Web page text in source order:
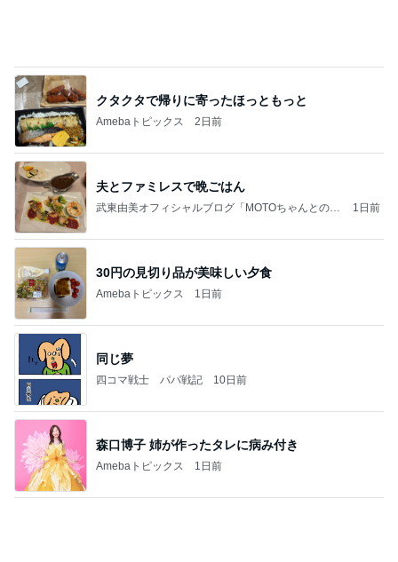
夫とファミレスで晩ごはん
武東由美オフィシャルブログ「MOTOちゃんとのは
30円の見切り品が美味しい夕食
Amebaトピックス 1日前
同じ夢
四コマ戦士 パパ戦記 10日前
森口博子 姉が作ったタレに病み付き
Amebaトピックス 1日前
2026/08/07(K) 3本
何でかな？何でだろ？ 7時間前